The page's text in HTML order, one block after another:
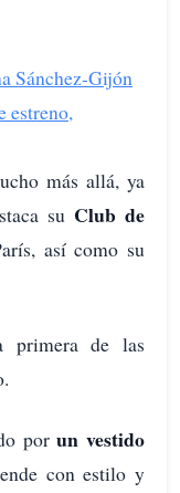
Sánchez-Gijón
estreno,
más allá, ya
su Club de
así como su
primera de las
porun vestido
con estilo y